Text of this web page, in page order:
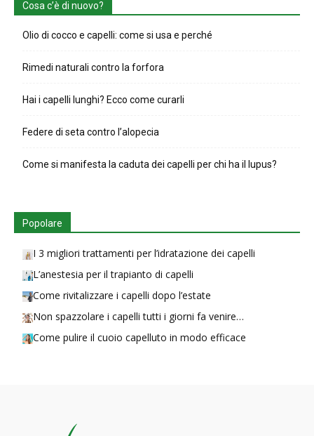
Cosa c’è di nuovo?
Olio di cocco e capelli: come si usa e perché
Rimedi naturali contro la forfora
Hai i capelli lunghi? Ecco come curarli
Federe di seta contro l’alopecia
Come si manifesta la caduta dei capelli per chi ha il lupus?
Popolare
I 3 migliori trattamenti per l’idratazione dei capelli
L’anestesia per il trapianto di capelli
Come rivitalizzare i capelli dopo l’estate
Non spazzolare i capelli tutti i giorni fa venire…
Come pulire il cuoio capelluto in modo efficace